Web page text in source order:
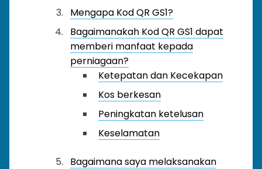
Mengapa Kod QR GS1?
Bagaimanakah Kod QR GS1 dapat
memberi manfaat kepada
perniagaan?
Ketepatan dan Kecekapan
Kos berkesan
Peningkatan ketelusan
Keselamatan
Bagaimana saya melaksanakan